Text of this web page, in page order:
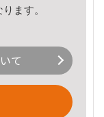
ます。
て